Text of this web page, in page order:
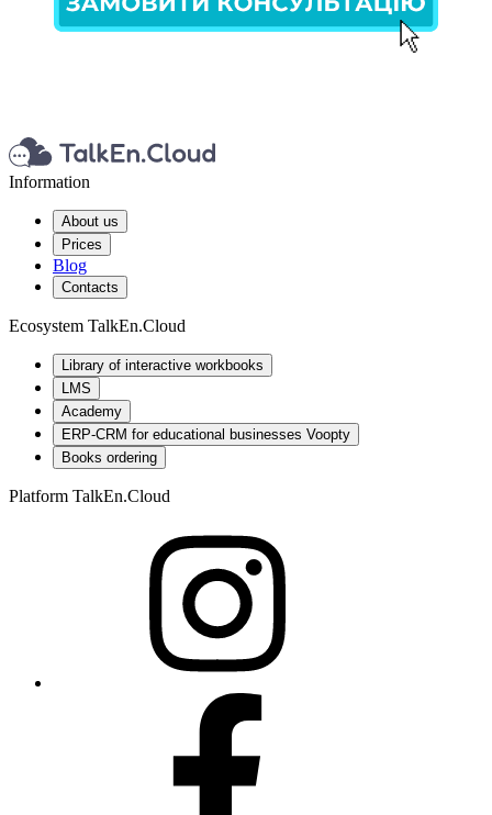
Information
About us
Prices
Blog
Contacts
Ecosystem TalkEn.Cloud
Library of interactive workbooks
LMS
Academy
ERP-CRM for educational businesses Voopty
Books ordering
Platform TalkEn.Cloud